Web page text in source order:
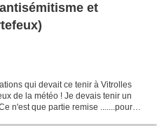
et
qui devait ce tenir à Vitrolles
de la météo ! Je devais tenir un
n'est que partie remise .......pour